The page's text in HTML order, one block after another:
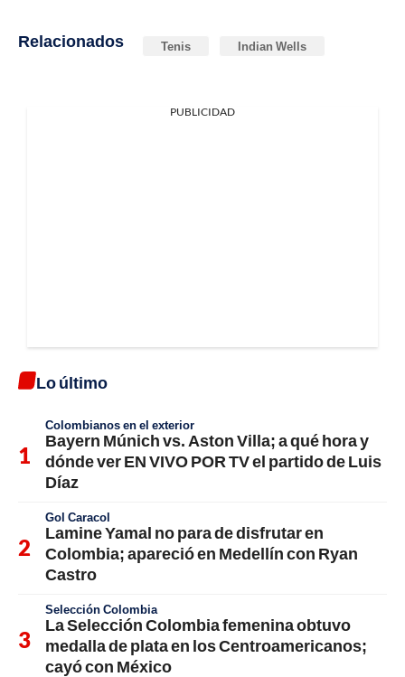
Relacionados Tenis Indian Wells
PUBLICIDAD
Lo último
Colombianos en el exterior
Bayern Múnich vs. Aston Villa; a qué hora y
dónde ver EN VIVO POR TV el partido de Luis
Díaz
Gol Caracol
Lamine Yamal no para de disfrutar en
Colombia; apareció en Medellín con Ryan
Castro
Selección Colombia
La Selección Colombia femenina obtuvo
medalla de plata en los Centroamericanos;
cayó con México